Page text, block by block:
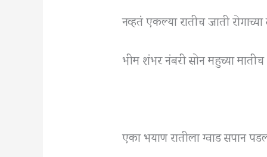
नव्हतं एकल्या रातीच जाती
भीम शंभर नंबरी सोन महुच्या मातीच
एका भयाण रातीला ग्वाड सपान